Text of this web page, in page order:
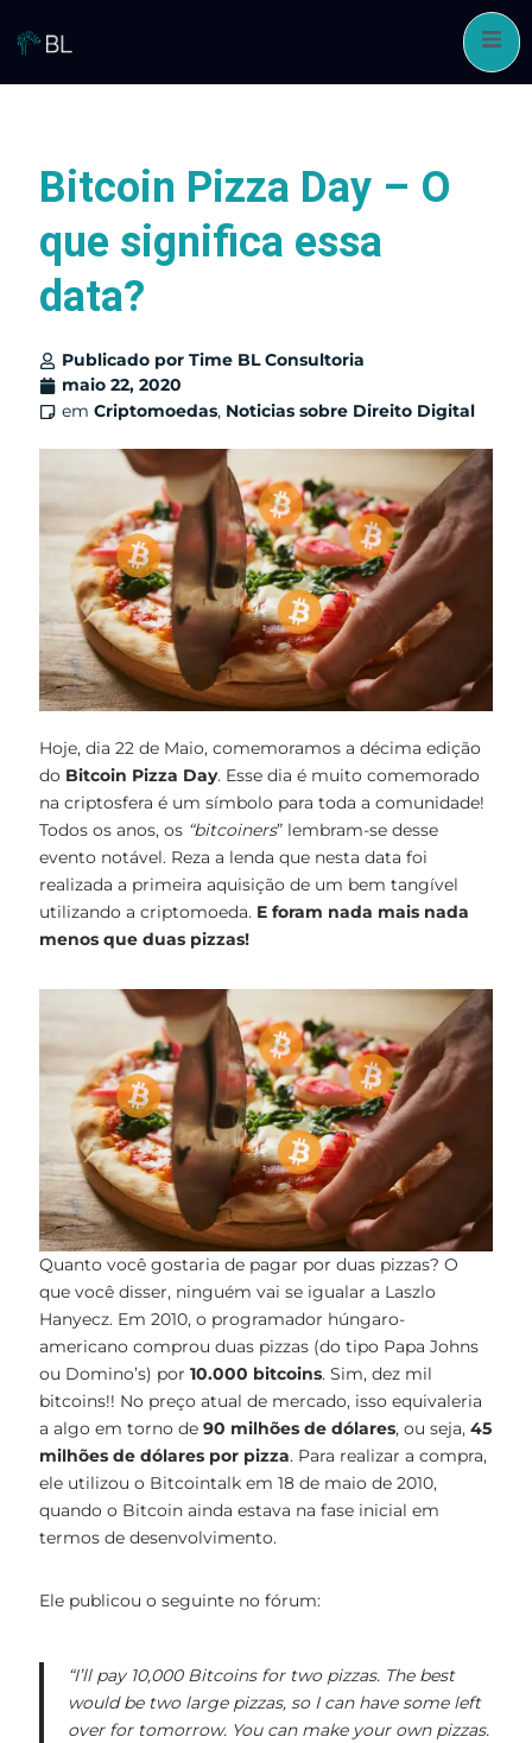
Pular
para
Bitcoin Pizza Day – O
que significa essa
data?
Publicado por Time BL Consultoria
maio 22, 2020
em Criptomoedas, Noticias sobre Direito Digital
Hoje, dia 22 de Maio, comemoramos a décima edição
do Bitcoin Pizza Day. Esse dia é muito comemorado
na criptosfera é um símbolo para toda a comunidade!
Todos os anos, os “bitcoiners” lembram-se desse
evento notável. Reza a lenda que nesta data foi
realizada a primeira aquisição de um bem tangível
utilizando a criptomoeda. E foram nada mais nada
menos que duas pizzas!
Quanto você gostaria de pagar por duas pizzas? O
que você disser, ninguém vai se igualar a Laszlo
Hanyecz. Em 2010, o programador húngaro-
americano comprou duas pizzas (do tipo Papa Johns
ou Domino’s) por 10.000 bitcoins. Sim, dez mil
bitcoins!! No preço atual de mercado, isso equivaleria
a algo em torno de 90 milhões de dólares, ou seja, 45
milhões de dólares por pizza. Para realizar a compra,
ele utilizou o Bitcointalk em 18 de maio de 2010,
quando o Bitcoin ainda estava na fase inicial em
termos de desenvolvimento.
Ele publicou o seguinte no fórum:
“I’ll pay 10,000 Bitcoins for two pizzas. The best
would be two large pizzas, so I can have some left
over for tomorrow. You can make your own pizzas.